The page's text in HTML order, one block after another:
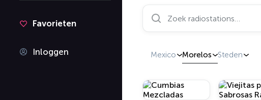
Favorieten
Inloggen
Zoek radiostations…
Mexico Morelos Steden